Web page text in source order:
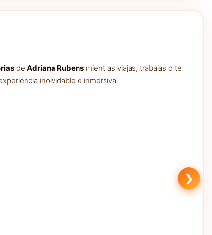
de Adriana Rubensmientras viajas, trabajas o te
inolvidable e inmersiva.
❯